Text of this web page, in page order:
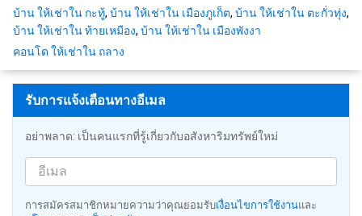
บ้าน ให้เช่าใน กะทู้, บ้าน ให้เช่าใน เมืองภูเก็ต, บ้าน ให้เช่าใน ตะกั่วทุ่ง,
บ้าน ให้เช่าใน ท้ายเหมือง, บ้าน ให้เช่าใน เมืองพังงา
คอนโด ให้เช่าใน ถลาง
รับการแจ้งเตือนทางอีเมล
อย่าพลาด: เป็นคนแรกที่รู้เกี่ยวกับอสังหาริมทรัพย์ใหม่
การสมัครสมาชิกหมายความว่าคุณยอมรับเงื่อนไขการใช้งานและ